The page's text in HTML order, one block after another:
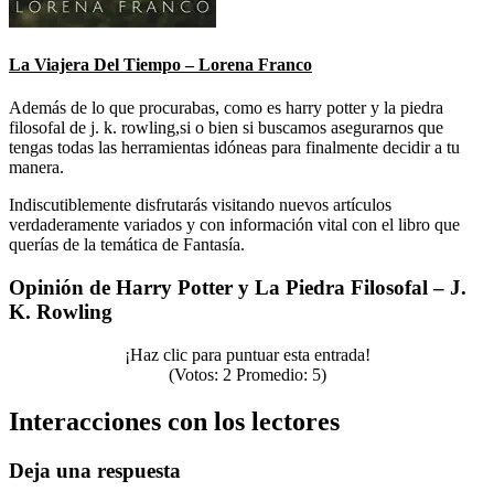
La Viajera Del Tiempo – Lorena Franco
Además de lo que procurabas, como es harry potter y la piedra
filosofal de j. k. rowling,si o bien si buscamos asegurarnos que
tengas todas las herramientas idóneas para finalmente decidir a tu
manera.
Indiscutiblemente disfrutarás visitando nuevos artículos
verdaderamente variados y con información vital con el libro que
querías de la temática de Fantasía.
Opinión de Harry Potter y La Piedra Filosofal – J.
K. Rowling
¡Haz clic para puntuar esta entrada!
(Votos: 2 Promedio: 5)
Interacciones con los lectores
Deja una respuesta